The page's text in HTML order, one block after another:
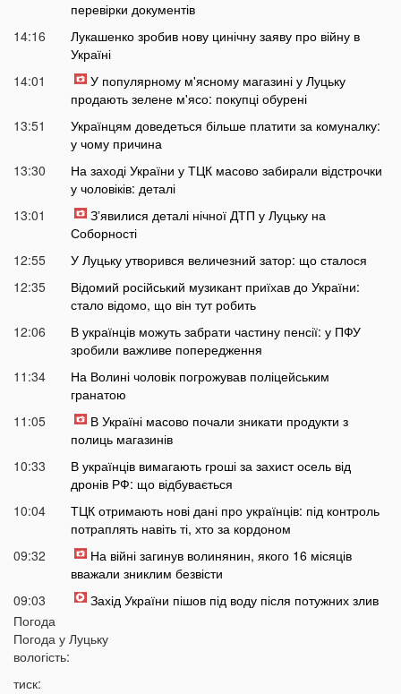
перевірки документів
14:16
Лукашенко зробив нову цинічну заяву про війну в
Україні
14:01
У популярному м'ясному магазині у Луцьку
продають зелене м'ясо: покупці обурені
13:51
Українцям доведеться більше платити за комуналку:
у чому причина
13:30
На заході України у ТЦК масово забирали відстрочки
у чоловіків: деталі
13:01
Зʼявилися деталі нічної ДТП у Луцьку на
Соборності
12:55
У Луцьку утворився величезний затор: що сталося
12:35
Відомий російський музикант приїхав до України:
стало відомо, що він тут робить
12:06
В українців можуть забрати частину пенсії: у ПФУ
зробили важливе попередження
11:34
На Волині чоловік погрожував поліцейським
гранатою
11:05
В Україні масово почали зникати продукти з
полиць магазинів
10:33
В українців вимагають гроші за захист осель від
дронів РФ: що відбувається
10:04
ТЦК отримають нові дані про українців: під контроль
потраплять навіть ті, хто за кордоном
09:32
На війні загинув волинянин, якого 16 місяців
вважали зниклим безвісти
09:03
Захід України пішов під воду після потужних злив
08:50
травмований
Погода
Погода у Луцьку
вологість:
тиск: